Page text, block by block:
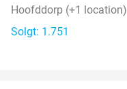
Hoofddorp (+1 location)
Solgt: 1.751